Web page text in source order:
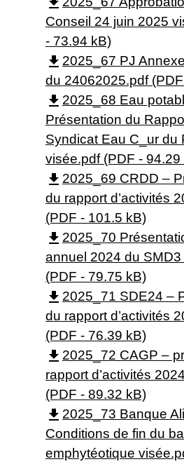
Conseil 24 juin 2025
- 73.94 kB)
file_download 2025_67 PJ
du 24062025.pdf
file_download 2025_68 Eau
Présentation du
Syndicat Eau C_ur du
visée.pdf (PDF - 94.29
file_download 2025_69 CRDD –
du rapport d’activités
(PDF - 101.5 kB)
file_download 2025_70
annuel 2024 du
(PDF - 79.75 kB)
file_download 2025_71 SDE24 –
du rapport d’activités
(PDF - 76.39 kB)
file_download 2025_72 CAGP –
rapport d’activités
(PDF - 89.32 kB)
file_download 2025_73 Banque
Conditions de fin du
emphytéotique